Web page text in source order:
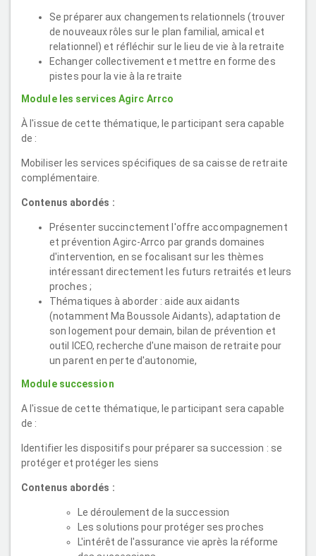
Se préparer aux changements relationnels (trouver
de nouveaux rôles sur le plan familial, amical et
relationnel) et réfléchir sur le lieu de vie à la retraite
Echanger collectivement et mettre en forme des
pistes pour la vie à la retraite
Module les services Agirc Arrco
À l'issue de cette thématique, le participant sera capable
de :
Mobiliser les services spécifiques de sa caisse de retraite
complémentaire.
Contenus abordés :
Présenter succinctement l'offre accompagnement
et prévention Agirc-Arrco par grands domaines
d'intervention, en se focalisant sur les thèmes
intéressant directement les futurs retraités et leurs
proches ;
Thématiques à aborder : aide aux aidants
(notamment Ma Boussole Aidants), adaptation de
son logement pour demain, bilan de prévention et
outil ICEO, recherche d'une maison de retraite pour
un parent en perte d'autonomie,
Module succession
A l'issue de cette thématique, le participant sera capable
de :
Identifier les dispositifs pour préparer sa succession : se
protéger et protéger les siens
Contenus abordés :
Le déroulement de la succession
Les solutions pour protéger ses proches
L'intérêt de l'assurance vie après la réforme